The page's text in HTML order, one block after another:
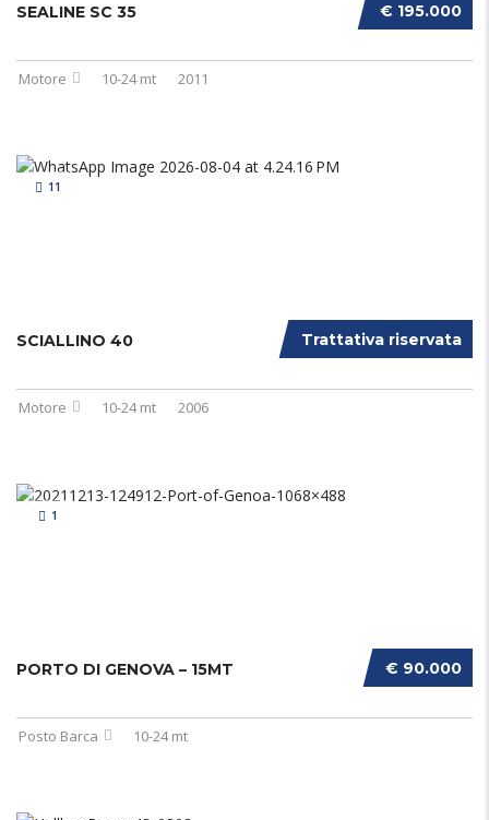
€ 195.000
SEALINE SC 35
Motore 10-24 mt 2011
11
Trattativa riservata
SCIALLINO 40
Motore 10-24 mt 2006
1
€ 90.000
PORTO DI GENOVA – 15MT
Posto Barca 10-24 mt